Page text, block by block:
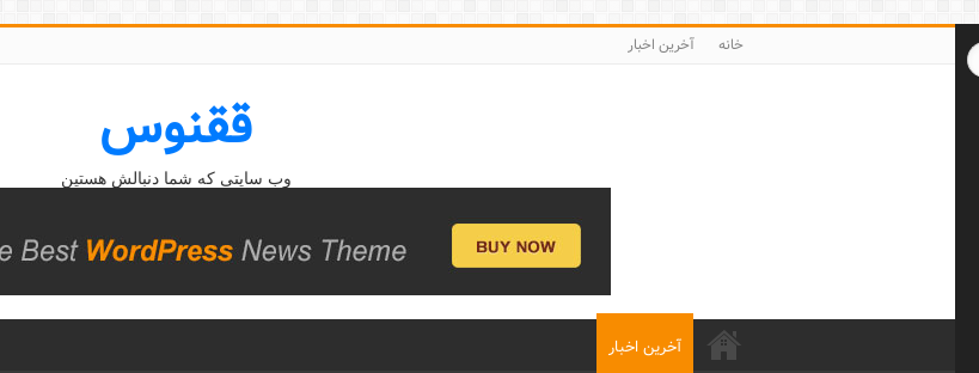
خانه آخرین اخبار
ققنوس
وب سایتی که شما دنبالش هستین
آخرین اخبار